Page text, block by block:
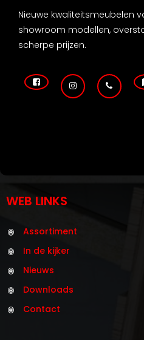
Nieuwe kwaliteitsmeubelen
showroom modellen,
scherpe prijzen.
WEB LINKS
Assortiment
In de kijker
Nieuws
Downloads
Contact